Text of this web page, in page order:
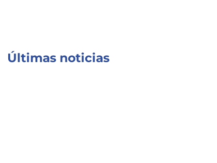
Últimas noticias